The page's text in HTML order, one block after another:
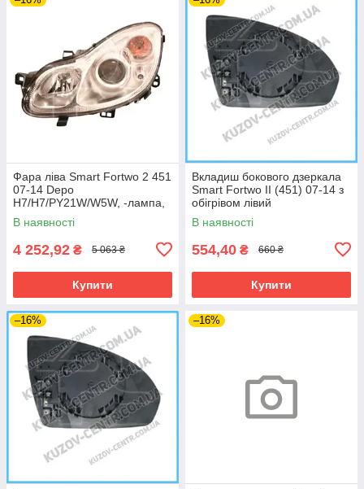
Фара ліва Smart Fortwo 2 451
07-14 Depo
H7/H7/PY21W/W5W, -лампа,
кор.
В наявності
4 252,92 ₴ 5 063 ₴
Купити
Вкладиш бокового дзеркала
Smart Fortwo II (451) 07-14 з
обігрівом лівий
В наявності
554,40 ₴ 660 ₴
Купити
–16% –16%